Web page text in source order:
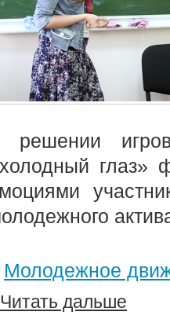
решении
глаз»
Молодежное
Читать дальше